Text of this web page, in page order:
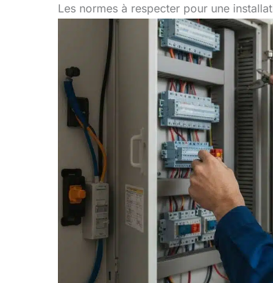
Les normes à respecter pour une